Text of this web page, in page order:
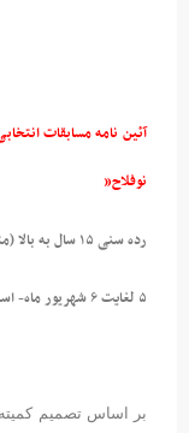
نامه مسابقات انتخابی تیم
سال به بالا (متولدین ۱۳۷۹ به پایین)
اساس تصمیم کمیته فنی